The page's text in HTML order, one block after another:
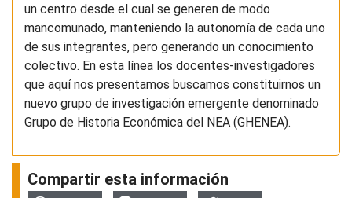
un centro desde el cual se generen de modo
mancomunado, manteniendo la autonomía de cada uno
de sus integrantes, pero generando un conocimiento
colectivo. En esta línea los docentes-investigadores
que aquí nos presentamos buscamos constituirnos un
nuevo grupo de investigación emergente denominado
Grupo de Historia Económica del NEA (GHENEA).
Compartir esta información